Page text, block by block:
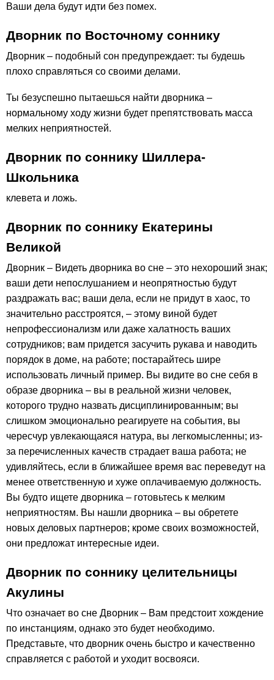
Ваши дела будут идти без помех.
Дворник по Восточному соннику
Дворник – подобный сон предупреждает: ты будешь
плохо справляться со своими делами.
Ты безуспешно пытаешься найти дворника –
нормальному ходу жизни будет препятствовать масса
мелких неприятностей.
Дворник по соннику Шиллера-
Школьника
клевета и ложь.
Дворник по соннику Екатерины
Великой
Дворник – Видеть дворника во сне – это нехороший знак;
ваши дети непослушанием и неопрятностью будут
раздражать вас; ваши дела, если не придут в хаос, то
значительно расстроятся, – этому виной будет
непрофессионализм или даже халатность ваших
сотрудников; вам придется засучить рукава и наводить
порядок в доме, на работе; постарайтесь шире
использовать личный пример. Вы видите во сне себя в
образе дворника – вы в реальной жизни человек,
которого трудно назвать дисциплинированным; вы
слишком эмоционально реагируете на события, вы
чересчур увлекающаяся натура, вы легкомысленны; из-
за перечисленных качеств страдает ваша работа; не
удивляйтесь, если в ближайшее время вас переведут на
менее ответственную и хуже оплачиваемую должность.
Вы будто ищете дворника – готовьтесь к мелким
неприятностям. Вы нашли дворника – вы обретете
новых деловых партнеров; кроме своих возможностей,
они предложат интересные идеи.
Дворник по соннику целительницы
Акулины
Что означает во сне Дворник – Вам предстоит хождение
по инстанциям, однако это будет необходимо.
Представьте, что дворник очень быстро и качественно
справляется с работой и уходит восвояси.